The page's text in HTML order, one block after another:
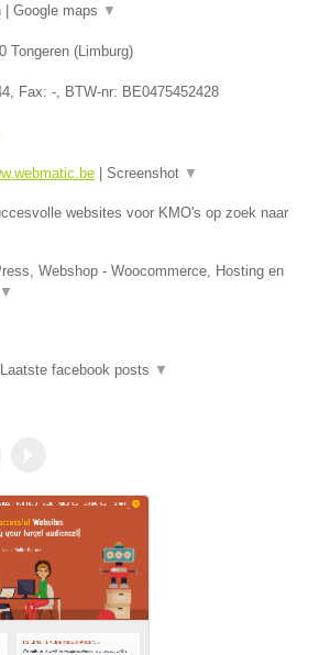
Google maps ▼
Tongeren (Limburg)
, Fax: -, BTW-nr: BE0475452428
Screenshot ▼
websites voor KMO's op zoek naar
Webshop - Woocommerce, Hosting en
▼
Laatste facebook posts ▼